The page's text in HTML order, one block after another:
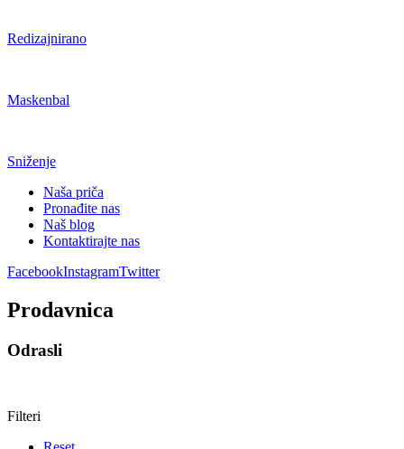
Redizajnirano
Maskenbal
Sniženje
Naša priča
Pronađite nas
Naš blog
Kontaktirajte nas
FacebookInstagramTwitter
Prodavnica
Odrasli
Filteri